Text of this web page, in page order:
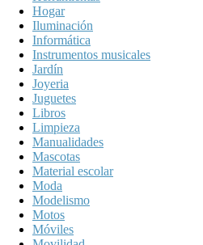
Hogar
Iluminación
Informática
Instrumentos musicales
Jardín
Joyeria
Juguetes
Libros
Limpieza
Manualidades
Mascotas
Material escolar
Moda
Modelismo
Motos
Móviles